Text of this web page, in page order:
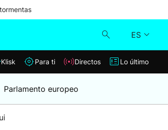
ES
Klisk
Klisk Para ti Directos Lo último
Parlamento europeo